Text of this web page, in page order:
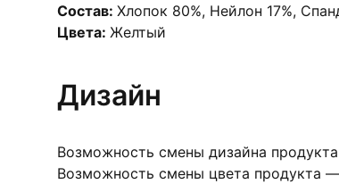
Состав: Хлопок 80%, Нейлон 17%,
Цвета: Желтый
Дизайн
Возможность смены дизайна
Возможность смены цвета продукта